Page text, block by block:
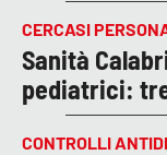
CERCASI
Sanità
pediatrici:
CONTROLLI